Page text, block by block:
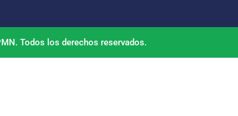
Todos los derechos reservados.